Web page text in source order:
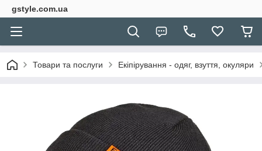
gstyle.com.ua
Товари та послуги Екіпірування - одяг, взуття, окуляри